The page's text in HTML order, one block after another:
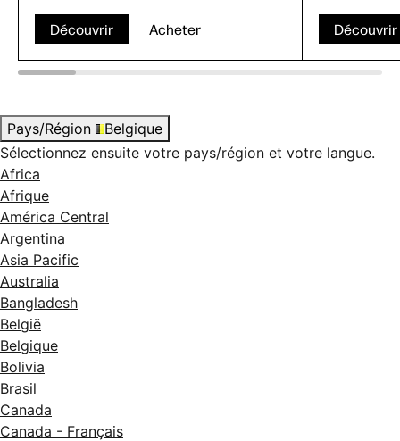
Découvrir Acheter Découvrir
Pays/Région
Belgique
Sélectionnez ensuite votre pays/région et votre langue.
Africa
Afrique
América Central
Argentina
Asia Pacific
Australia
Bangladesh
België
Belgique
Bolivia
Brasil
Canada
Canada - Français